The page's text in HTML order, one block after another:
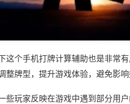
这个手机打牌计算辅助也是非常
整牌型，提升游戏体验，避免影响
些玩家反映在游戏中遇到部分用